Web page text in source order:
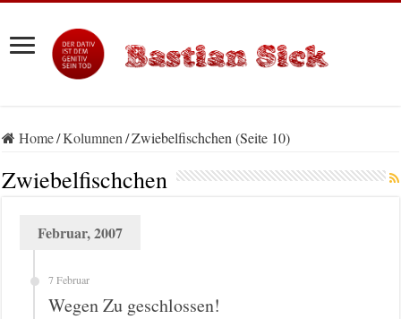
Home/Kolumnen/Zwiebelfischchen (Seite 10)
Zwiebelfischchen
Februar, 2007
7 Februar
Wegen Zu geschlossen!